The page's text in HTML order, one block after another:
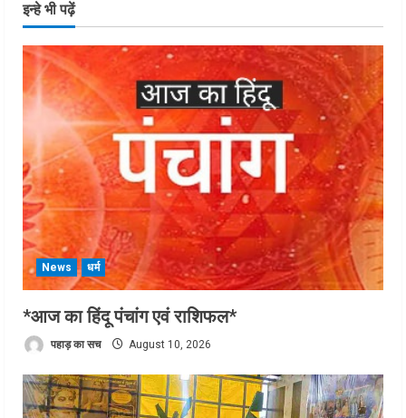
इन्हे भी पढ़ें
News धर्म
*आज का हिंदू पंचांग एवं राशिफल*
पहाड़ का सच August 10, 2026